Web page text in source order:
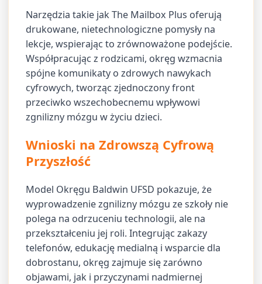
Narzędzia takie jak The Mailbox Plus oferują
drukowane, nietechnologiczne pomysły na
lekcje, wspierając to zrównoważone podejście.
Współpracując z rodzicami, okręg wzmacnia
spójne komunikaty o zdrowych nawykach
cyfrowych, tworząc zjednoczony front
przeciwko wszechobecnemu wpływowi
zgnilizny mózgu w życiu dzieci.
Wnioski na Zdrowszą Cyfrową
Przyszłość
Model Okręgu Baldwin UFSD pokazuje, że
wyprowadzenie zgnilizny mózgu ze szkoły nie
polega na odrzuceniu technologii, ale na
przekształceniu jej roli. Integrując zakazy
telefonów, edukację medialną i wsparcie dla
dobrostanu, okręg zajmuje się zarówno
objawami, jak i przyczynami nadmiernej